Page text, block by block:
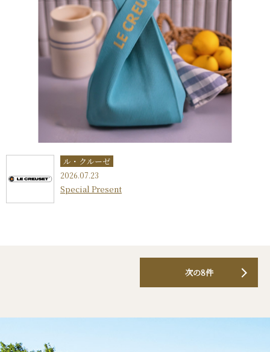
ル・クルーゼ
2026.07.23
Special Present
次の8件